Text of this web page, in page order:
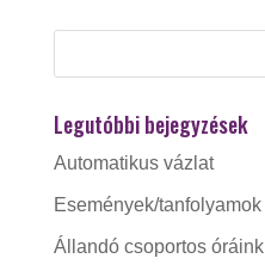
Legutóbbi bejegyzések
Automatikus vázlat
Események/tanfolyamok
Állandó csoportos óráink